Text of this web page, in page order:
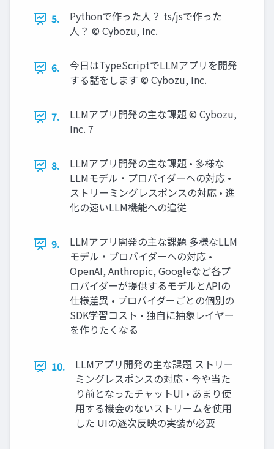
5.
Pythonで作った人？ ts/jsで作った
人？ ©️ Cybozu, Inc.
6.
今日はTypeScriptでLLMアプリを開発
する話をします ©️ Cybozu, Inc.
7.
LLMアプリ開発の主な課題 ©️ Cybozu,
Inc. 7
8.
LLMアプリ開発の主な課題 • 多様な
LLMモデル・プロバイダーへの対応 •
ストリーミングレスポンスの対応 • 進
化の速いLLM機能への追従
9.
LLMアプリ開発の主な課題 多様なLLM
モデル・プロバイダーへの対応 •
OpenAI, Anthropic, Googleなど各プ
ロバイダーが提供するモデルとAPIの
仕様差異 • プロバイダーごとの個別の
SDK学習コスト • 独自に抽象レイヤー
を作りたくなる
10.
LLMアプリ開発の主な課題 ストリー
ミングレスポンスの対応 • 今や当た
り前となったチャットUI • あまり使
用する機会のないストリームを使用
した UIの逐次反映の実装が必要